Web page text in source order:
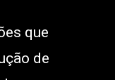
que
de